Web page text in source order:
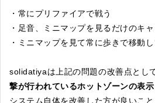
・常にプリファイアで戦う
・足音、ミニマップを見るだけのキ
・ミニマップを見て常に歩きで移動
solidatiyaは上記の問題の改善点とし
撃が行われているホットゾーンの表示
システム自体を改善した方が良いこと